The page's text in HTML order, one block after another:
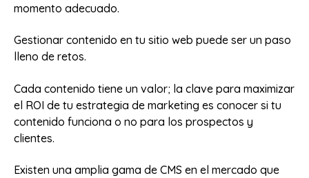
momento adecuado.
Gestionar contenido en tu sitio web puede ser un paso
lleno de retos.
Cada contenido tiene un valor; la clave para maximizar
el ROI de tu estrategia de marketing es conocer si tu
contenido funciona o no para los prospectos y
clientes.
Existen una amplia gama de CMS en el mercado que